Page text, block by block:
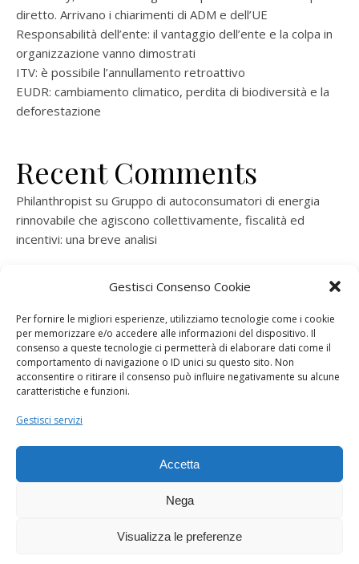
Gestisci Consenso Cookie
Per fornire le migliori esperienze, utilizziamo tecnologie come i cookie
per memorizzare e/o accedere alle informazioni del dispositivo. Il
consenso a queste tecnologie ci permetterà di elaborare dati come il
comportamento di navigazione o ID unici su questo sito. Non
acconsentire o ritirare il consenso può influire negativamente su alcune
caratteristiche e funzioni.
Gestisci servizi
Accetta
Nega
Visualizza le preferenze
diretto. Arrivano i chiarimenti di ADM e dell’UE
Responsabilità dell’ente: il vantaggio dell’ente e la colpa in
organizzazione vanno dimostrati
ITV: è possibile l’annullamento retroattivo
EUDR: cambiamento climatico, perdita di biodiversità e la
deforestazione
Recent Comments
Philanthropist su Gruppo di autoconsumatori di energia
rinnovabile che agiscono collettivamente, fiscalità ed
incentivi: una breve analisi
rinnovabile che agiscono collettivamente, fiscalità ed
ramatogelsuGruppo di autoconsumatori di energia
rinnovabile che agiscono collettivamente, fiscalità ed
incentivi: una breve analisi
consorzio per la produzione di energia elettrica
Dogana Sostenibile 2026 ©